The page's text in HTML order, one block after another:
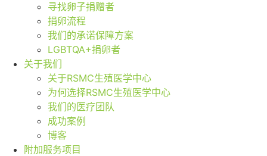
寻找卵子捐赠者
捐卵流程
我们的承诺保障方案
LGBTQA+捐卵者
关于我们
关于RSMC生殖医学中心
为何选择RSMC生殖医学中心
我们的医疗团队
成功案例
博客
附加服务项目